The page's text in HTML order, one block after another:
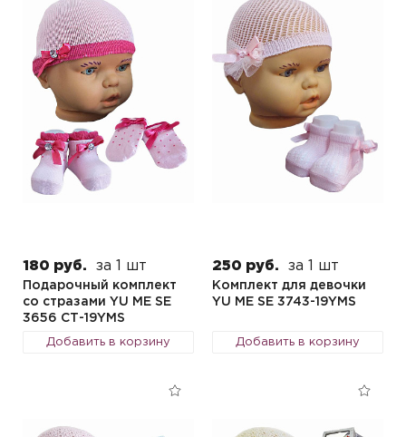
180 руб. за 1 шт
Подарочный комплект
со стразами YU ME SE
3656 СТ-19YMS
Добавить в корзину
250 руб. за 1 шт
Комплект для девочки
YU ME SE 3743-19YMS
Добавить в корзину